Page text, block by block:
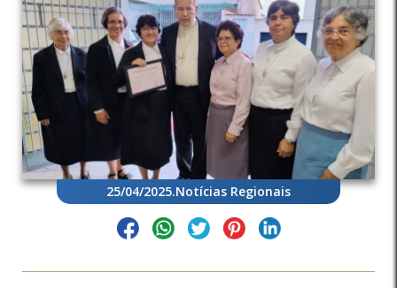
25/04/2025.Notícias Regionais